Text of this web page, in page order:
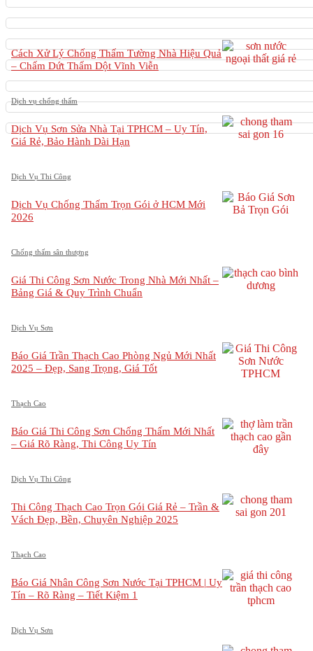
Cách Xử Lý Chống Thấm Tường Nhà Hiệu Quả
– Chấm Dứt Thấm Dột Vĩnh Viễn
Dịch vụ chống thấm
Dịch Vụ Sơn Sửa Nhà Tại TPHCM – Uy Tín,
Giá Rẻ, Bảo Hành Dài Hạn
Dịch Vụ Thi Công
Dịch Vụ Chống Thấm Trọn Gói ở HCM Mới
2026
Chống thấm sân thượng
Giá Thi Công Sơn Nước Trong Nhà Mới Nhất –
Bảng Giá & Quy Trình Chuẩn
Dịch Vụ Sơn
Báo Giá Trần Thạch Cao Phòng Ngủ Mới Nhất
2025 – Đẹp, Sang Trọng, Giá Tốt
Thạch Cao
Báo Giá Thi Công Sơn Chống Thấm Mới Nhất
– Giá Rõ Ràng, Thi Công Uy Tín
Dịch Vụ Thi Công
Thi Công Thạch Cao Trọn Gói Giá Rẻ – Trần &
Vách Đẹp, Bền, Chuyên Nghiệp 2025
Thạch Cao
Báo Giá Nhân Công Sơn Nước Tại TPHCM | Uy
Tín – Rõ Ràng – Tiết Kiệm 1
Dịch Vụ Sơn